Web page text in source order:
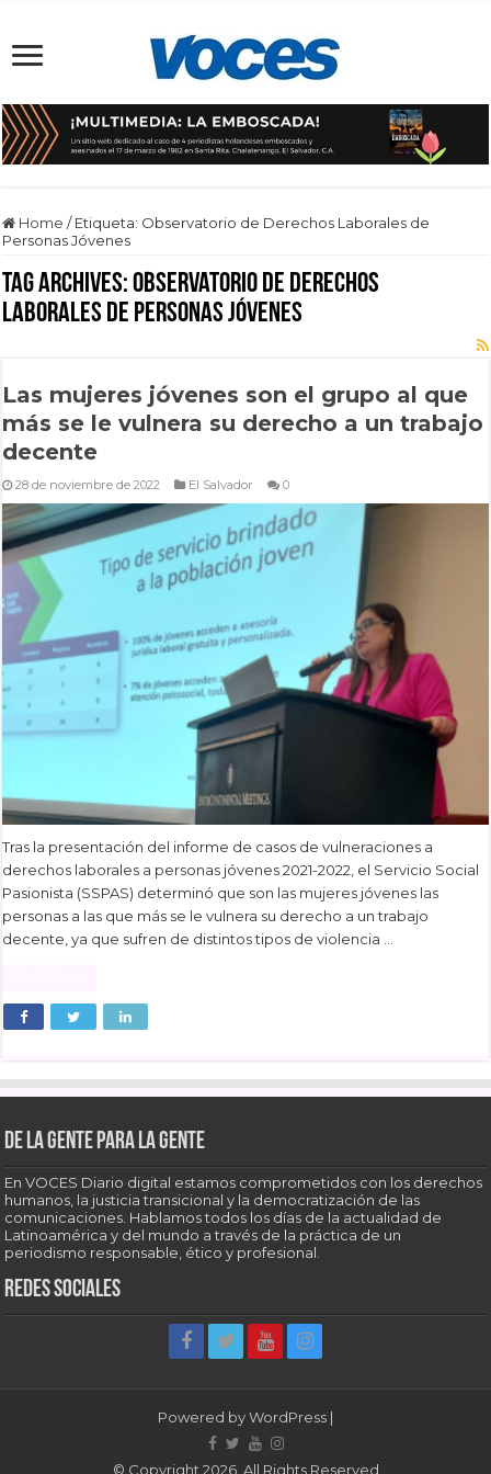
Home / Etiqueta: Observatorio de Derechos Laborales de
Personas Jóvenes
Tag Archives:Observatorio de Derechos
Laborales de Personas Jóvenes
Las mujeres jóvenes son el grupo al que
más se le vulnera su derecho a un trabajo
decente
28 de noviembre de 2022 El Salvador 0
Tras la presentación del informe de casos de vulneraciones a
derechos laborales a personas jóvenes 2021-2022, el Servicio Social
Pasionista (SSPAS) determinó que son las mujeres jóvenes las
personas a las que más se le vulnera su derecho a un trabajo
decente, ya que sufren de distintos tipos de violencia …
De la gente para la gente
En VOCES Diario digital estamos comprometidos con los derechos
humanos, la justicia transicional y la democratización de las
comunicaciones. Hablamos todos los días de la actualidad de
Latinoamérica y del mundo a través de la práctica de un
periodismo responsable, ético y profesional.
Redes sociales
Powered byWordPress |
© Copyright 2026, All Rights Reserved